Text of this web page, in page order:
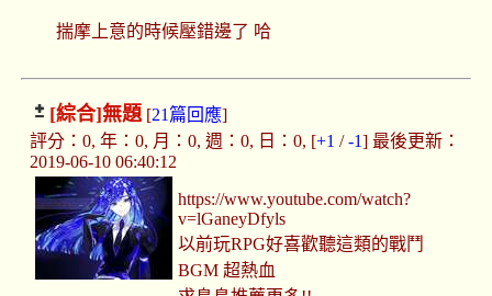
揣摩上意的時候壓錯邊了 哈
[綜合]無題[21篇回應]
評分：0, 年：0, 月：0, 週：0, 日：0, [+1 /-1] 最後更新：
2019-06-10 06:40:12
https://www.youtube.com/watch?
v=lGaneyDfyls
以前玩RPG好喜歡聽這類的戰鬥
BGM 超熱血